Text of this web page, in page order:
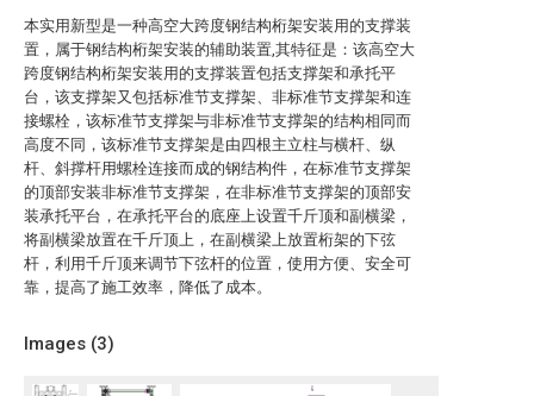
本实用新型是一种高空大跨度钢结构桁架安装用的支撑装
置，属于钢结构桁架安装的辅助装置,其特征是：该高空大
跨度钢结构桁架安装用的支撑装置包括支撑架和承托平
台，该支撑架又包括标准节支撑架、非标准节支撑架和连
接螺栓，该标准节支撑架与非标准节支撑架的结构相同而
高度不同，该标准节支撑架是由四根主立柱与横杆、纵
杆、斜撑杆用螺栓连接而成的钢结构件，在标准节支撑架
的顶部安装非标准节支撑架，在非标准节支撑架的顶部安
装承托平台，在承托平台的底座上设置千斤顶和副横梁，
将副横梁放置在千斤顶上，在副横梁上放置桁架的下弦
杆，利用千斤顶来调节下弦杆的位置，使用方便、安全可
靠，提高了施工效率，降低了成本。
Images (3)